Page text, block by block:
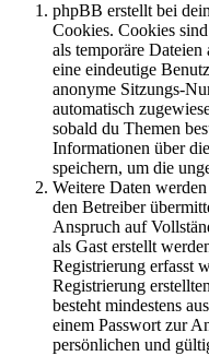
phpBB erstellt bei
Cookies. Cookies
als temporäre
eine eindeutige
anonyme Sitzungs-
automatisch
sobald du Themen
Informationen über
speichern, um die
Weitere Daten
den Betreiber
Anspruch auf
als Gast erstellt
Registrierung erfasst
Registrierung
besteht mindestens
einem Passwort zur
persönlichen und